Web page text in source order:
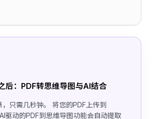
后：PDF转思维导图与AI结合
，只需几秒钟。 将您的PDF上传到
驱动的PDF到思维导图功能会自动提取